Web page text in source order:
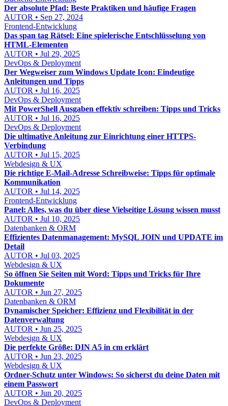
Der absolute Pfad: Beste Praktiken und häufige Fragen
AUTOR • Sep 27, 2024
Frontend-Entwicklung
Das span tag Rätsel: Eine spielerische Entschlüsselung von
HTML-Elementen
AUTOR • Jul 29, 2025
DevOps & Deployment
Der Wegweiser zum Windows Update Icon: Eindeutige
Anleitungen und Tipps
AUTOR • Jul 16, 2025
DevOps & Deployment
Mit PowerShell Ausgaben effektiv schreiben: Tipps und Tricks
AUTOR • Jul 16, 2025
DevOps & Deployment
Die ultimative Anleitung zur Einrichtung einer HTTPS-
Verbindung
AUTOR • Jul 15, 2025
Webdesign & UX
Die richtige E-Mail-Adresse Schreibweise: Tipps für optimale
Kommunikation
AUTOR • Jul 14, 2025
Frontend-Entwicklung
Panel: Alles, was du über diese Vielseitige Lösung wissen musst
AUTOR • Jul 10, 2025
Datenbanken & ORM
Effizientes Datenmanagement: MySQL JOIN und UPDATE im
Detail
AUTOR • Jul 03, 2025
Webdesign & UX
So öffnen Sie Seiten mit Word: Tipps und Tricks für Ihre
Dokumente
AUTOR • Jun 27, 2025
Datenbanken & ORM
Dynamischer Speicher: Effizienz und Flexibilität in der
Datenverwaltung
AUTOR • Jun 25, 2025
Webdesign & UX
Die perfekte Größe: DIN A5 in cm erklärt
AUTOR • Jun 23, 2025
Webdesign & UX
Ordner-Schutz unter Windows: So sicherst du deine Daten mit
einem Passwort
AUTOR • Jun 20, 2025
DevOps & Deployment